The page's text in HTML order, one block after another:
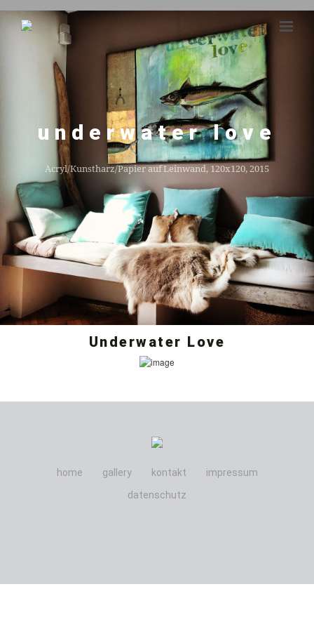
underwater love
Acryl/Kunstharz/Papier auf Leinwand, 120x120, 2015
Underwater Love
home gallery kontakt
impressum
datenschutz